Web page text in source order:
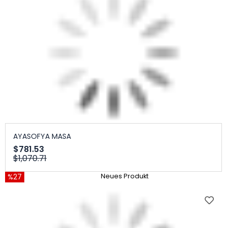
AYASOFYA MASA
$781.53
$1,070.71
%27 Neues Produkt